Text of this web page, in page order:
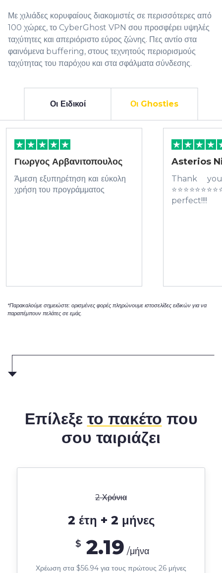
Με χιλιάδες κορυφαίους διακομιστές σε περισσότερες από
100 χώρες, το CyberGhost VPN σου προσφέρει υψηλές
ταχύτητες και απεριόριστο εύρος ζώνης. Πες αντίο στα
φαινόμενα buffering, στους τεχνητούς περιορισμούς
ταχύτητας του παρόχου και στα σφάλματα σύνδεσης.
Οι Ειδικοί Οι Ghosties
Γιωργος Αρβανιτοπουλος
Άμεση εξυπηρέτηση και εύκολη
χρήση του προγράμματος
Asterios
Thank
perfect!!!!
*Παρακαλούμε σημειώστε: ορισμένες φορές πληρώνουμε ιστοσελίδες ειδικών για να
παραπέμπουν πελάτες σε εμάς.
Επίλεξε το πακέτο που
σου ταιριάζει
2 Χρόνια
2 έτη + 2 μήνες
$ 2.19 /μήνα
Χρέωση στα $56.94 για τους πρώτους 26 μήνες